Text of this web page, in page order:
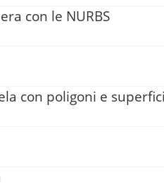
con le NURBS
con poligoni e